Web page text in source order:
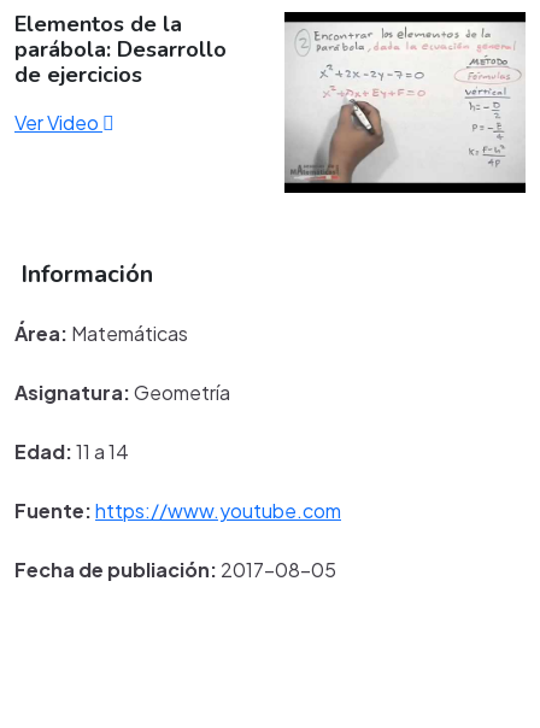
Elementos de la
parábola: Desarrollo
de ejercicios
Ver Video
Información
Área: Matemáticas
Asignatura:Geometría
Edad:11 a 14
Fuente:https://www.youtube.com
Fecha de publiación: 2017-08-05